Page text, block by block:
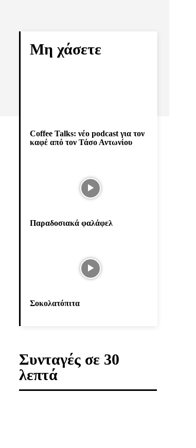
Μη χάσετε
Coffee Talks: νέο podcast για τον
καφέ από τον Τάσο Αντωνίου
Παραδοσιακά φαλάφελ
Σοκολατόπιτα
Συνταγές σε 30
λεπτά